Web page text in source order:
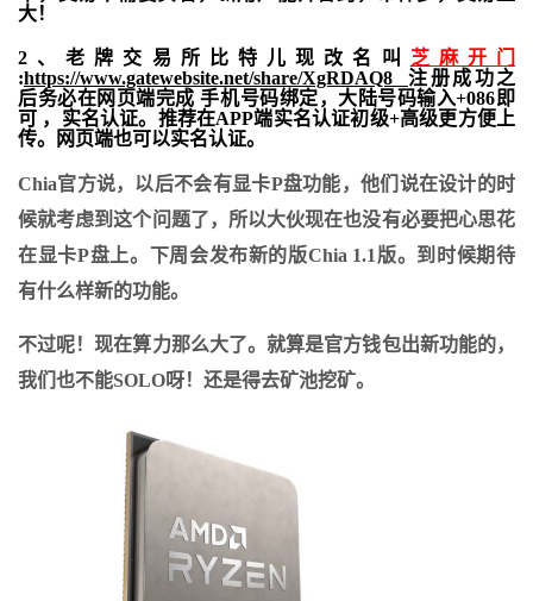
大！
2、老牌交易所比特儿现改名叫 芝麻开门
:https://www.gatewebsite.net/share/XgRDAQ8 注册成功之
后务必在网页端完成 手机号码绑定，大陆号码输入+086即
可 ，实名认证。推荐在APP端实名认证初级+高级更方便上
传。网页端也可以实名认证。
Chia官方说，以后不会有显卡P盘功能，他们说在设计的时
候就考虑到这个问题了，所以大伙现在也没有必要把心思花
在显卡P盘上。下周会发布新的版Chia 1.1版。到时候期待
有什么样新的功能。
不过呢！现在算力那么大了。就算是官方钱包出新功能的，
我们也不能SOLO呀！还是得去矿池挖矿。